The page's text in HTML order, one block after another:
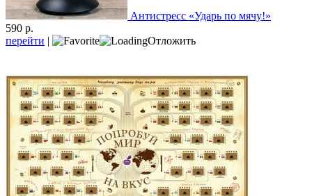
Антистресс «Ударь по мячу!»
590 р.
перейти | Отложить